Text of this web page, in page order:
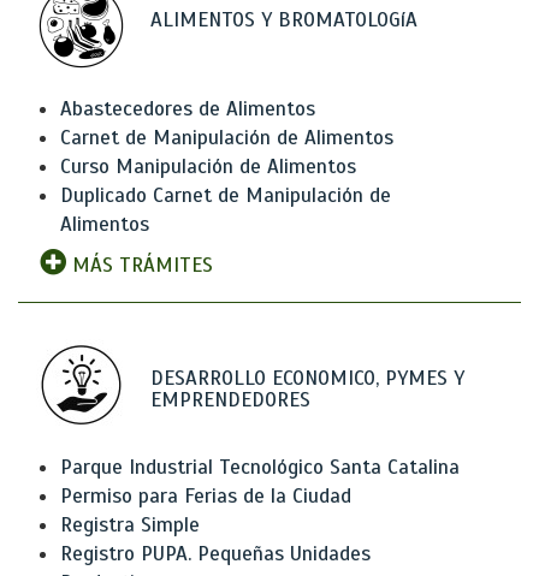
ALIMENTOS Y BROMATOLOGíA
Abastecedores de Alimentos
Carnet de Manipulación de Alimentos
Curso Manipulación de Alimentos
Duplicado Carnet de Manipulación de
Alimentos
MÁS TRÁMITES
DESARROLLO ECONOMICO, PYMES Y
EMPRENDEDORES
Parque Industrial Tecnológico Santa Catalina
Permiso para Ferias de la Ciudad
Registra Simple
Registro PUPA. Pequeñas Unidades